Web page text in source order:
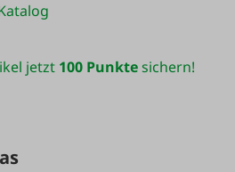
jetzt 100 Punktesichern!